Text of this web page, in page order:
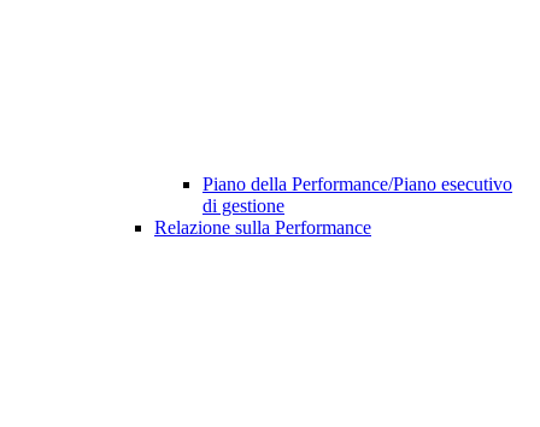
Piano della Performance/Piano esecutivo
di gestione
Relazione sulla Performance